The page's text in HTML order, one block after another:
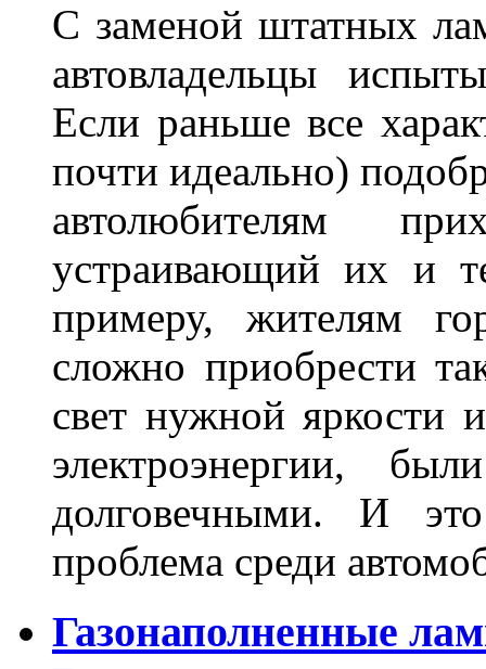
С заменой штатных
автовладельцы
Если раньше все
почти идеально)
автолюбителям
устраивающий их и
примеру, жителям
сложно приобрести
свет нужной яркости
электроэнергии,
долговечными. И
проблема среди
Газонаполненные